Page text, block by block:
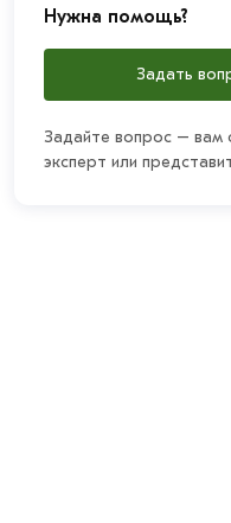
Нужна помощь?
Задать
Задайте вопрос – вам
эксперт или